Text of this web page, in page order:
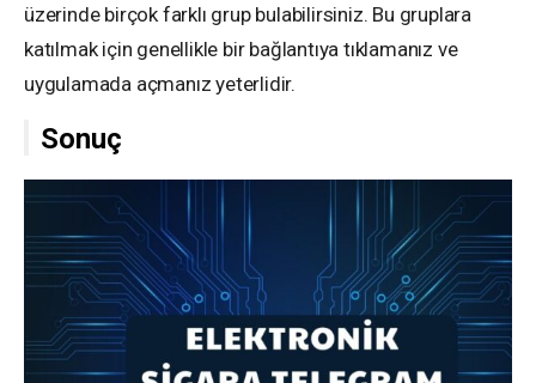
üzerinde birçok farklı grup bulabilirsiniz. Bu gruplara
katılmak için genellikle bir bağlantıya tıklamanız ve
uygulamada açmanız yeterlidir.
Sonuç